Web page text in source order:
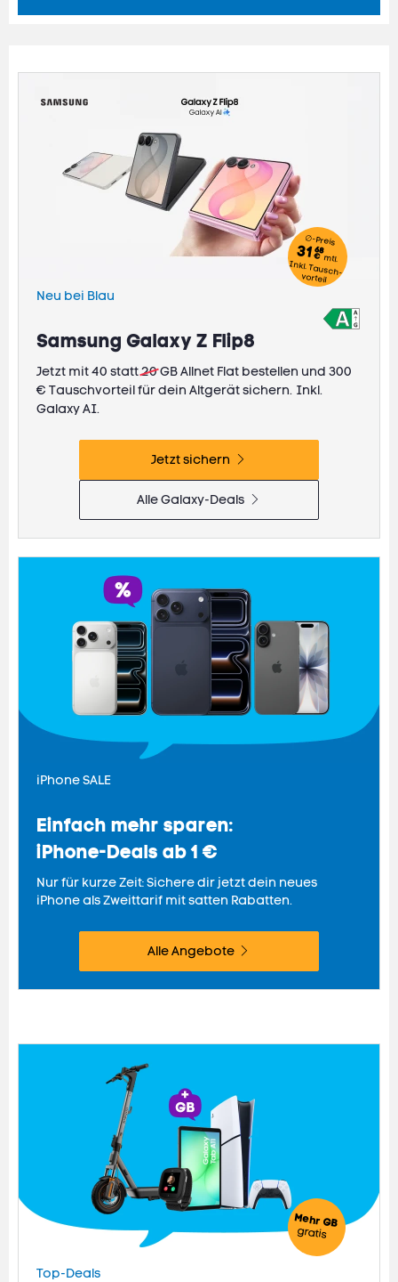
Samsung Galaxy Z Flip8
Jetzt mit 40 statt20GB Allnet Flat bestellen und 300
€ Tauschvorteil für dein Altgerät sichern. Inkl.
Galaxy AI.
Jetzt sichern
Alle Galaxy-Deals
Neu bei Blau
∅-Preis
3168
€mtl.
Inkl. Tausch-
vorteil
Einfach mehr sparen:
iPhone-Deals ab 1 €
Nur für kurze Zeit: Sichere dir jetzt dein neues
iPhone als Zweittarif mit satten Rabatten.
Alle Angebote
iPhone SALE
Top-Deals
Mehr GB
gratis